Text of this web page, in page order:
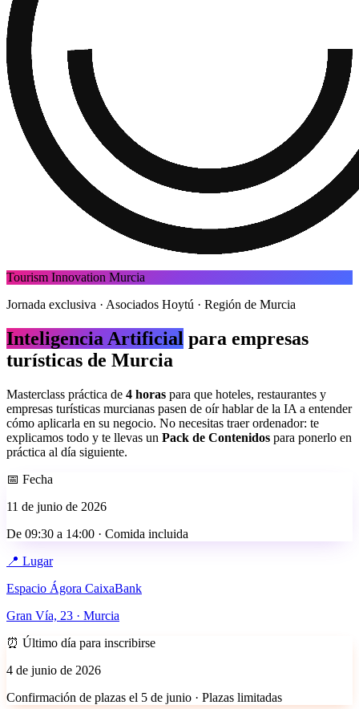
Tourism Innovation Murcia
Jornada exclusiva · Asociados Hoytú · Región de Murcia
Inteligencia Artificial para empresas
turísticas de Murcia
Masterclass práctica de 4 horas para que hoteles, restaurantes y
empresas turísticas murcianas pasen de oír hablar de la IA a entender
cómo aplicarla en su negocio. No necesitas traer ordenador: te
explicamos todo y te llevas un Pack de Contenidos para ponerlo en
práctica al día siguiente.
📅 Fecha
11 de junio de 2026
De 09:30 a 14:00 · Comida incluida
📍 Lugar
Espacio Ágora CaixaBank
Gran Vía, 23 · Murcia
⏰ Último día para inscribirse
4 de junio de 2026
Confirmación de plazas el 5 de junio · Plazas limitadas